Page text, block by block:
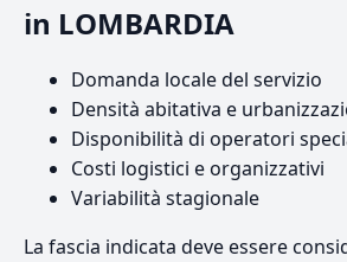
in LOMBARDIA
Domanda locale del servizio
Densità abitativa e
Disponibilità di operatori
Costi logistici e organizzativi
Variabilità stagionale
La fascia indicata deve essere